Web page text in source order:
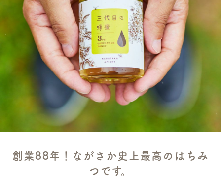
創業88年！ながさか史上最高のはちみ
つです。